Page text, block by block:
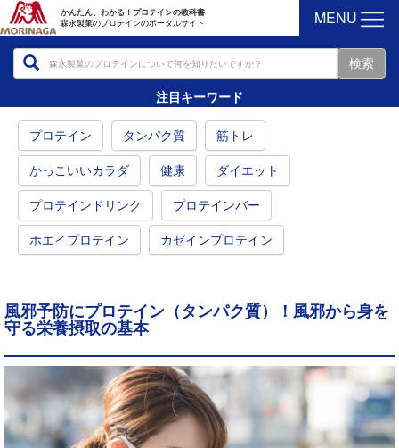
かんたん、わかる！プロテインの教科書
森永製菓のプロテインのポータルサイト
MENU
注目キーワード
プロテイン タンパク質 筋トレ
かっこいいカラダ 健康 ダイエット
プロテインドリンク プロテインバー
ホエイプロテイン カゼインプロテイン
風邪予防にプロテイン（タンパク質）！風邪から身を
守る栄養摂取の基本